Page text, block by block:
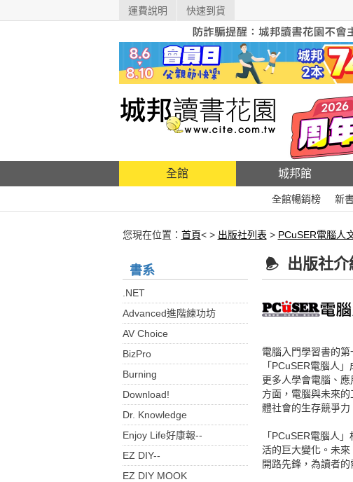
運費說明 快速到貨
全館 城邦館
全館暢銷榜 新
您現在位置： 首頁< > 出版社列表 > PCuSER電腦人
書系
.NET
Advanced進階練功坊
AV Choice
BizPro
Burning
Download!
Dr. Knowledge
Enjoy Life好康報--
EZ DIY--
EZ DIY MOOK
出版社介
電腦入門學習書的第
「PCuSER電腦人
更多人學會電腦、
方面，電腦與未來
體社會的生存競爭力
「PCuSER電腦人
活的巨大變化。未
開路先鋒，為讀者